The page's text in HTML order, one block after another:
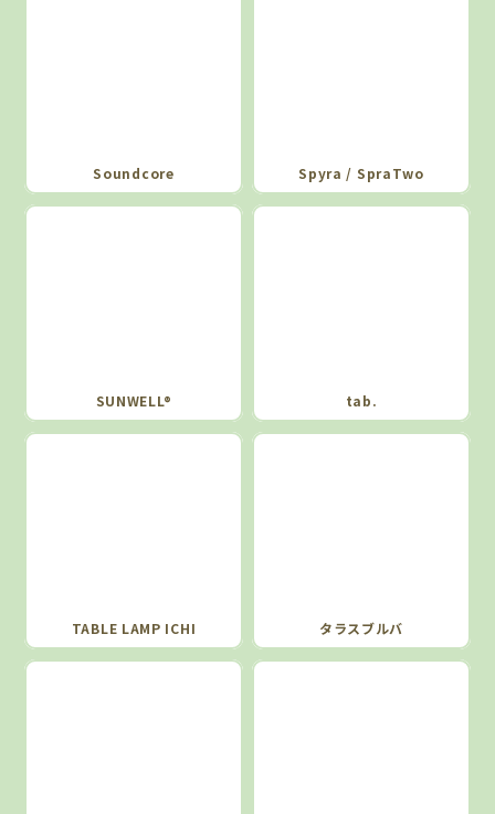
Soundcore Spyra / SpraTwo
SUNWELL® tab.
TABLE LAMP ICHI タラスブルバ